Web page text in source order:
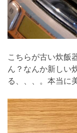
こちらが古い炊飯
ん？なんか新しい
る、、、。本当に